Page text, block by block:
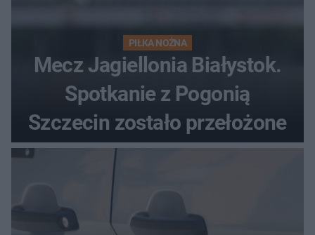
PIŁKA NOŻNA
Mecz Jagiellonia Białystok.
Spotkanie z Pogonią
Szczecin zostało przełożone